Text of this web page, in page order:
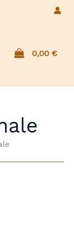
0,00 €